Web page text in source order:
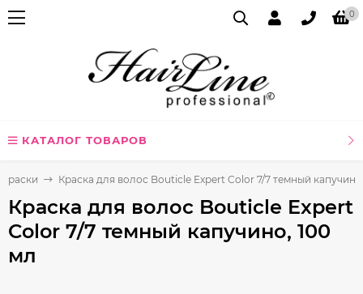
0
КАТАЛОГ ТОВАРОВ
Краски Краска для волос Bouticle Expert Color 7/7 темный
Краска для волос Bouticle Expert
Color 7/7 темный капучино, 100
мл